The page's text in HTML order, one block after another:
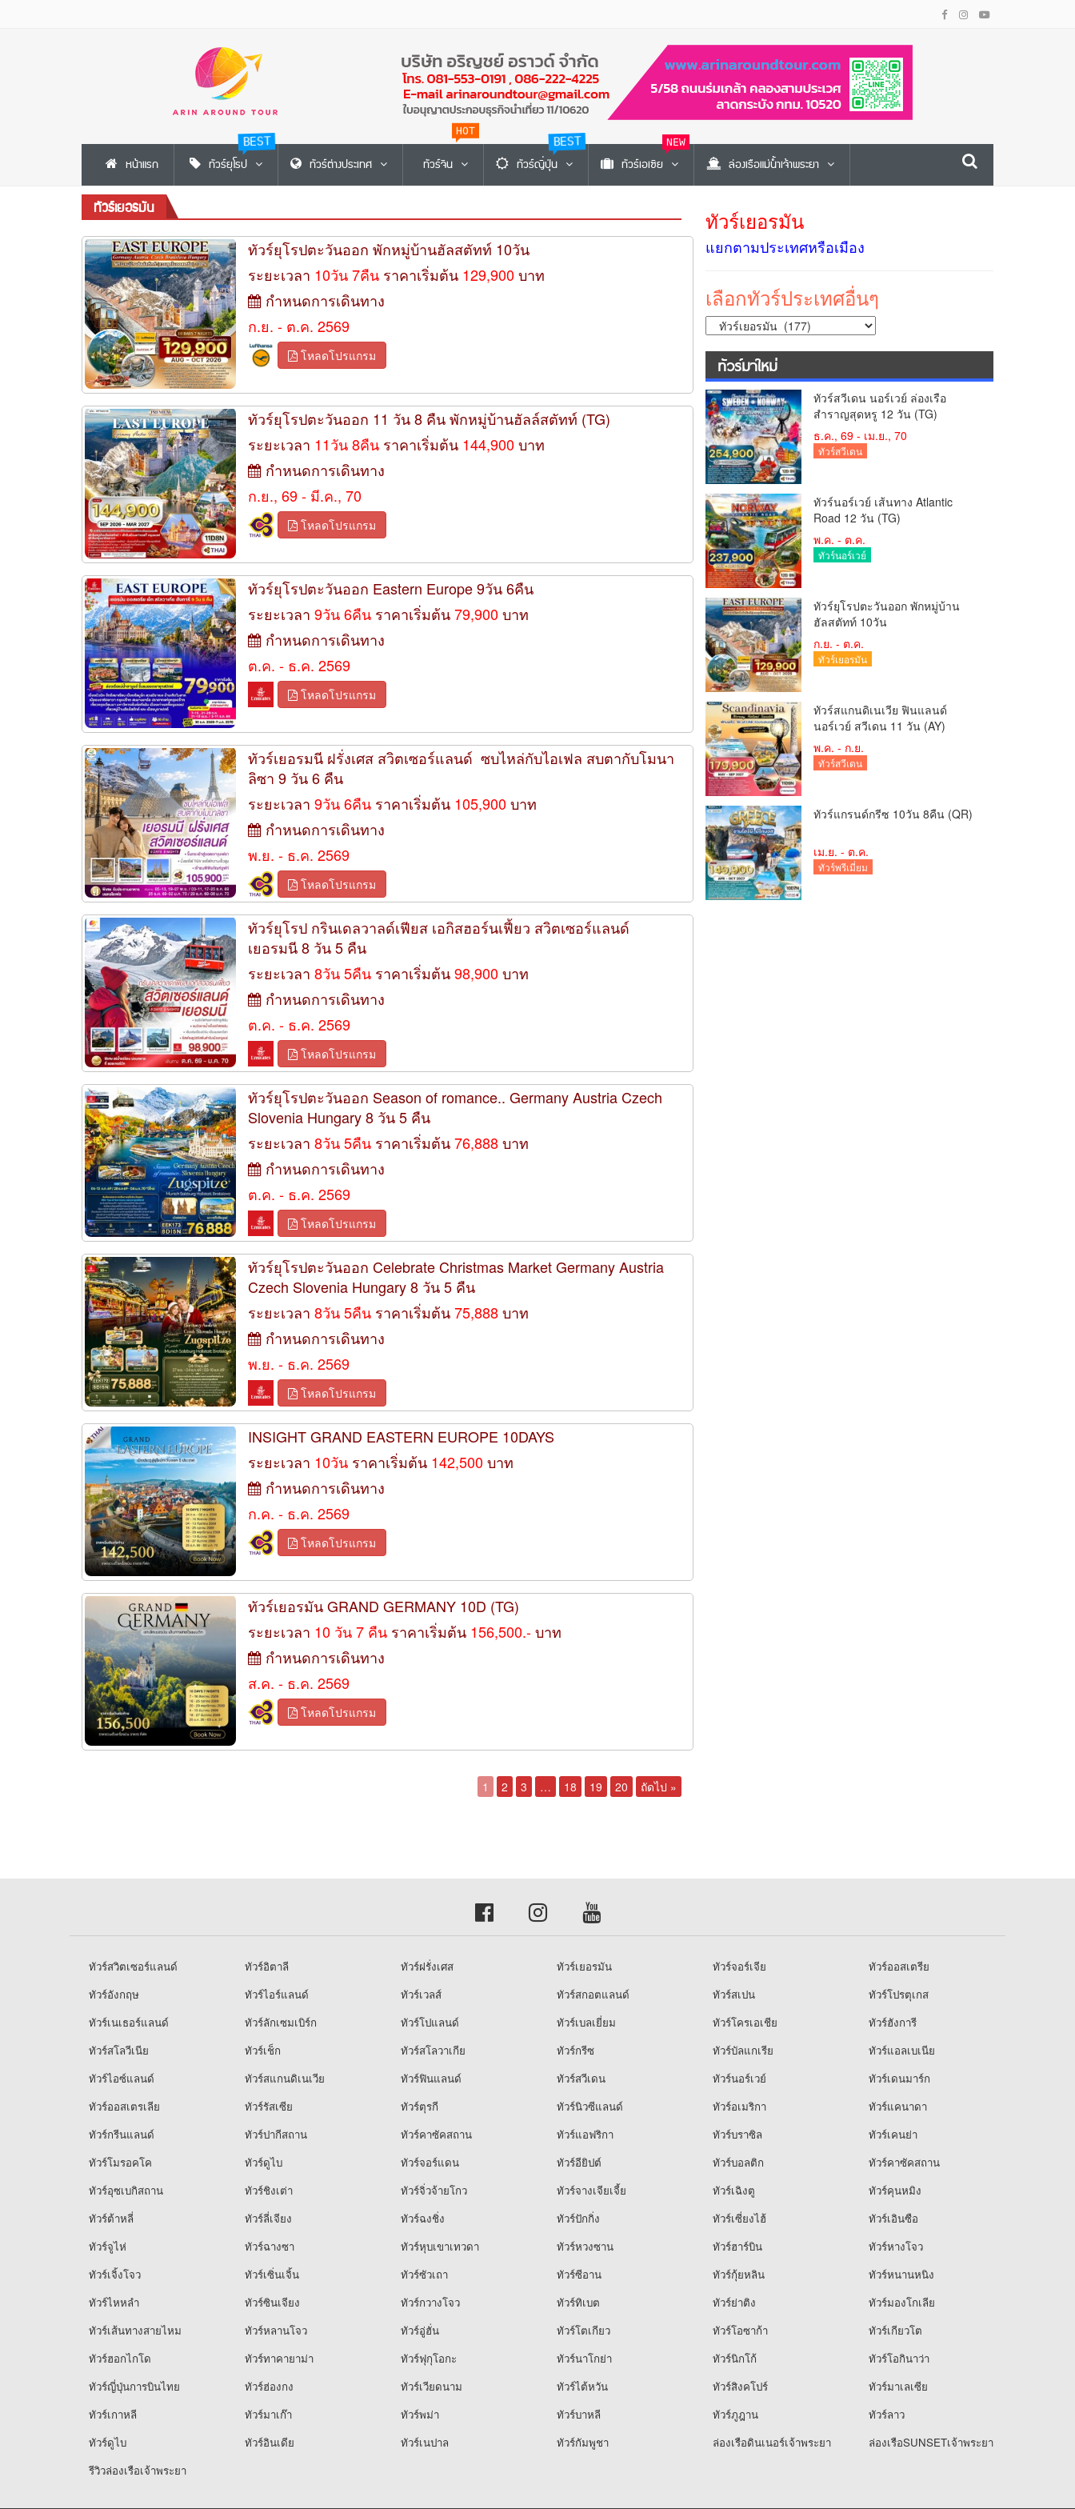
หน้าแรก ทัวร์ยุโรป
BEST
ทัวร์ต่างประเทศ ทัวร์จีน
HOT
ทัวร์ญี่ปุ่น
BEST
ทัวร์เอเซีย
NEW
ล่องเรือแม่น้ำเจ้าพระยา
ทัวร์เยอรมัน
ทัวร์ยุโรปตะวันออก พักหมู่บ้านฮัลสตัทท์ 10วัน
ระยะเวลา 10วัน 7คืน ราคาเริ่มต้น 129,900บาท
กำหนดการเดินทาง
ก.ย. - ต.ค. 2569
โหลดโปรแกรม
ทัวร์ยุโรปตะวันออก 11 วัน 8 คืน พักหมู่บ้านฮัลล์สตัทท์ (TG)
ระยะเวลา 11วัน 8คืน ราคาเริ่มต้น 144,900บาท
กำหนดการเดินทาง
ก.ย., 69 - มี.ค., 70
โหลดโปรแกรม
ทัวร์ยุโรปตะวันออก Eastern Europe 9วัน 6คืน
ระยะเวลา9วัน 6คืน ราคาเริ่มต้น79,900บาท
กำหนดการเดินทาง
ต.ค. - ธ.ค. 2569
โหลดโปรแกรม
ทัวร์เยอรมนี ฝรั่งเศส สวิตเซอร์แลนด์ ซบไหล่กับไอเฟล สบตากับโมนา
ลิซา 9 วัน 6 คืน
ระยะเวลา9วัน 6คืน ราคาเริ่มต้น 105,900บาท
กำหนดการเดินทาง
พ.ย. - ธ.ค. 2569
โหลดโปรแกรม
ทัวร์ยุโรป กรินเดลวาลด์เฟียส เอกิสฮอร์นเฟี้ยว สวิตเซอร์แลนด์
เยอรมนี 8 วัน 5 คืน
ระยะเวลา8วัน 5คืน ราคาเริ่มต้น98,900บาท
กำหนดการเดินทาง
ต.ค. - ธ.ค. 2569
โหลดโปรแกรม
ทัวร์ยุโรปตะวันออก Season of romance.. Germany Austria Czech
Slovenia Hungary 8 วัน 5 คืน
ระยะเวลา8วัน 5คืน ราคาเริ่มต้น76,888บาท
กำหนดการเดินทาง
ต.ค. - ธ.ค. 2569
โหลดโปรแกรม
ทัวร์ยุโรปตะวันออก Celebrate Christmas Market Germany Austria
Czech Slovenia Hungary 8 วัน 5 คืน
ระยะเวลา8วัน 5คืน ราคาเริ่มต้น75,888บาท
กำหนดการเดินทาง
พ.ย. - ธ.ค. 2569
โหลดโปรแกรม
INSIGHT GRAND EASTERN EUROPE 10DAYS
ระยะเวลา 10วัน ราคาเริ่มต้น 142,500บาท
กำหนดการเดินทาง
ก.ค. - ธ.ค. 2569
โหลดโปรแกรม
ทัวร์เยอรมัน GRAND GERMANY 10D (TG)
ระยะเวลา 10 วัน 7 คืน ราคาเริ่มต้น 156,500.-บาท
กำหนดการเดินทาง
ส.ค. - ธ.ค. 2569
โหลดโปรแกรม
1 2 3 … 18 19 20 ถัดไป »
ทัวร์เยอรมัน
แยกตามประเทศหรือเมือง
เลือกทัวร์ประเทศอื่นๆ
ทัวร์มาใหม่
ทัวร์สวีเดน นอร์เวย์ ล่องเรือ
สำราญสุดหรู 12 วัน (TG)
ธ.ค., 69 - เม.ย., 70
ทัวร์สวีเดน
ทัวร์นอร์เวย์ เส้นทาง Atlantic
Road 12 วัน (TG)
พ.ค. - ต.ค.
ทัวร์นอร์เวย์
ทัวร์ยุโรปตะวันออก พักหมู่บ้าน
ฮัลสตัทท์ 10วัน
ก.ย. - ต.ค.
ทัวร์เยอรมัน
ทัวร์สแกนดิเนเวีย ฟินแลนด์
นอร์เวย์ สวีเดน 11 วัน (AY)
พ.ค. - ก.ย.
ทัวร์สวีเดน
ทัวร์แกรนด์กรีซ 10วัน 8คืน (QR)
เม.ย. - ต.ค.
ทัวร์พรีเมี่ยม
ทัวร์สวิตเซอร์แลนด์ ทัวร์อิตาลี ทัวร์ฝรั่งเศส ทัวร์เยอรมัน ทัวร์จอร์เจีย
ทัวร์ออสเตรีย
ทัวร์อังกฤษ
ทัวร์ไอร์แลนด์ ทัวร์เวลส์ ทัวร์สกอตแลนด์ ทัวร์สเปน
ทัวร์โปรตุเกส
ทัวร์เนเธอร์แลนด์
ทัวร์ลักเซมเบิร์ก ทัวร์โปแลนด์ ทัวร์เบลเยี่ยม ทัวร์โครเอเชีย
ทัวร์ฮังการี
ทัวร์สโลวีเนีย
ทัวร์เช็ก ทัวร์สโลวาเกีย ทัวร์กรีซ ทัวร์บัลแกเรีย
ทัวร์แอลเบเนีย
ทัวร์ไอซ์แลนด์
ทัวร์สแกนดิเนเวีย ทัวร์ฟินแลนด์ ทัวร์สวีเดน ทัวร์นอร์เวย์
ทัวร์เดนมาร์ก
ทัวร์ออสเตรเลีย
ทัวร์รัสเซีย ทัวร์ตุรกี ทัวร์นิวซีแลนด์ ทัวร์อเมริกา
ทัวร์แคนาดา
ทัวร์กรีนแลนด์
ทัวร์ปากีสถาน ทัวร์คาซัคสถาน ทัวร์แอฟริกา ทัวร์บราซิล
ทัวร์เคนย่า
ทัวร์โมรอคโค
ทัวร์ดูไบ ทัวร์จอร์แดน ทัวร์อียิปต์ ทัวร์บอลติก
ทัวร์คาซัคสถาน
ทัวร์อุซเบกิสถาน
ทัวร์ชิงเต่า ทัวร์จิ่วจ้ายโกว ทัวร์จางเจียเจี้ย ทัวร์เฉิงตู
ทัวร์คุนหมิง
ทัวร์ต้าหลี่
ทัวร์ลี่เจียง ทัวร์ฉงชิ่ง ทัวร์ปักกิ่ง ทัวร์เซี่ยงไฮ้
ทัวร์เอินซือ
ทัวร์จูไห่
ทัวร์ฉางซา ทัวร์หุบเขาเทวดา ทัวร์หวงซาน ทัวร์ฮาร์บิน
ทัวร์หางโจว
ทัวร์เจิ้งโจว
ทัวร์เซิ่นเจิ้น ทัวร์ซัวเถา ทัวร์ซีอาน ทัวร์กุ้ยหลิน
ทัวร์หนานหนิง
ทัวร์ไหหลำ
ทัวร์ซินเจียง ทัวร์กวางโจว ทัวร์ทิเบต ทัวร์ย่าติง
ทัวร์มองโกเลีย
ทัวร์เส้นทางสายไหม
ทัวร์หลานโจว ทัวร์อู่ฮั่น ทัวร์โตเกียว ทัวร์โอซาก้า
ทัวร์เกียวโต
ทัวร์ฮอกไกโด
ทัวร์ทาคายาม่า ทัวร์ฟุกุโอกะ ทัวร์นาโกย่า ทัวร์นิกโก้
ทัวร์โอกินาว่า
ทัวร์ญี่ปุ่นการบินไทย
ทัวร์ฮ่องกง ทัวร์เวียดนาม ทัวร์ไต้หวัน ทัวร์สิงคโปร์
ทัวร์มาเลเซีย
ทัวร์เกาหลี
ทัวร์มาเก๊า ทัวร์พม่า ทัวร์บาหลี ทัวร์ภูฎาน
ทัวร์ลาว
ทัวร์ดูไบ
ทัวร์อินเดีย ทัวร์เนปาล ทัวร์กัมพูชา ล่องเรือดินเนอร์เจ้าพระยา
ล่องเรือSUNSETเจ้าพระยา
รีวิวล่องเรือเจ้าพระยา